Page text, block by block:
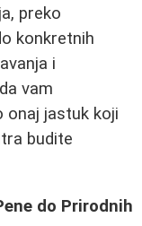
preko
konkretnih
i
vam
onaj jastuk koji
budite
do Prirodnih